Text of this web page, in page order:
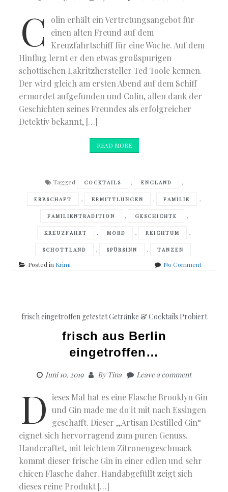
C
olin erhält ein Vertretungsangebot für
einen alten Freund auf dem
Kreuzfahrtschiff für eine Woche. Auf dem
Hinflug lernt er den etwas großspurigen
schottischen Lakritzhersteller Ted Toole kennen.
Der wird gleich am ersten Abend auf dem Schiff
ermordet aufgefunden und Colin, allen dank der
Geschichten seines Freundes als erfolgreicher
Detektiv bekannt, […]
READ MORE
Tagged COCKTAILS , ENGLAND ,
ERBSCHAFT , ERMITTLUNGEN , FAMILIE ,
FAMILIENTRADITION , GESCHICHTE ,
KREUZFAHRT , MORD , REICHTUM ,
SCHOTTLAND , SPÜRSINN , TANZEN
Posted in Krimi No Commenton
Drink
des
frisch eingetroffen getestetGetränke & Cocktails Probiert
frisch aus Berlin
eingetroffen…
Juni 10, 2019 ByTina Leave a comment
D ieses Mal hat es eine Flasche Brooklyn Gin
und Gin made me do it mit nach Essingen
geschafft. Dieser „Artisan Destilled Gin“
eignet sich hervorragend zum puren Genuss.
Handcraftet, mit leichtem Zitronengeschmack
kommt dieser frische Gin in einer edlen und sehr
chicen Flasche daher. Handabgefüllt zeigt sich
dieses reine Produkt […]